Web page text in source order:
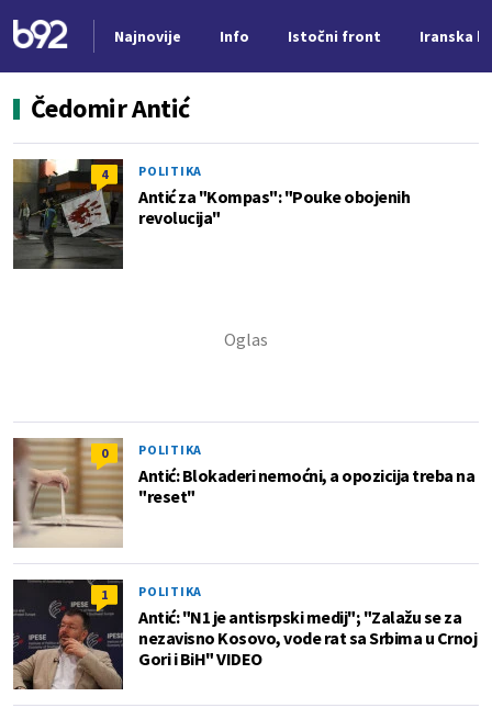
Najnovije Info Istočni front Iranska
Nova vest
Čedomir Antić
4 POLITIKA
Antić za "Kompas": "Pouke obojenih
revolucija"
0 POLITIKA
Antić: Blokaderi nemoćni, a opozicija treba na
"reset"
1 POLITIKA
Antić: "N1 je antisrpski medij"; "Zalažu se za
nezavisno Kosovo, vode rat sa Srbima u Crnoj
Gori i BiH" VIDEO